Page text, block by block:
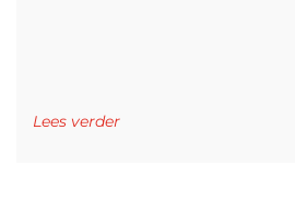
Lees verder